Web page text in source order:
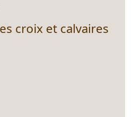
croix et calvaires